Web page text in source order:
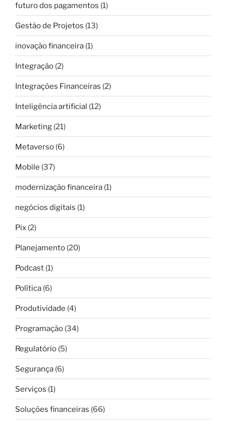
futuro dos pagamentos (1)
Gestão de Projetos (13)
inovação financeira (1)
Integração (2)
Integrações Financeiras (2)
Inteligência artificial (12)
Marketing (21)
Metaverso (6)
Mobile (37)
modernização financeira (1)
negócios digitais (1)
Pix (2)
Planejamento (20)
Podcast (1)
Política (6)
Produtividade (4)
Programação (34)
Regulatório (5)
Segurança (6)
Serviços (1)
Soluções financeiras (66)